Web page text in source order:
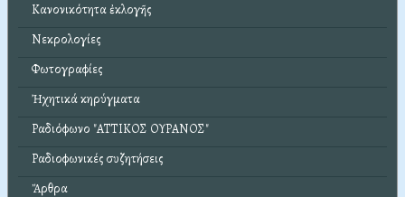
Κανονικότητα ἐκλογῆς
Νεκρολογίες
Φωτογραφίες
Ἠχητικά κηρύγματα
Ραδιόφωνο "ΑΤΤΙΚΟΣ ΟΥΡΑΝΟΣ"
Ραδιοφωνικές συζητήσεις
Ἄρθρα